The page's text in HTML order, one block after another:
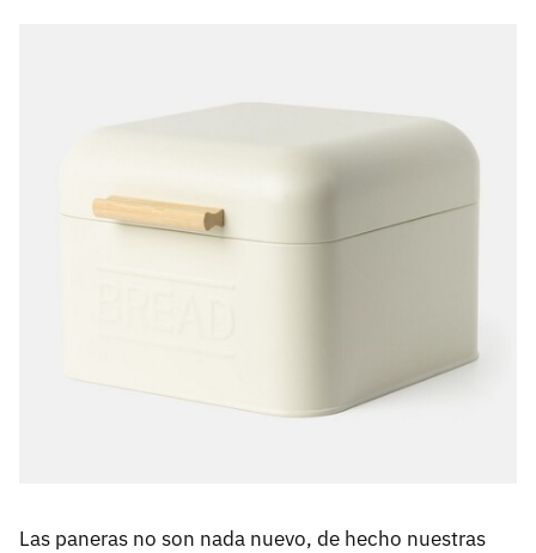
Las paneras no son nada nuevo, de hecho nuestras